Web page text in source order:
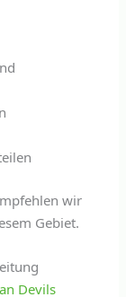
wir
Gebiet.
Devils